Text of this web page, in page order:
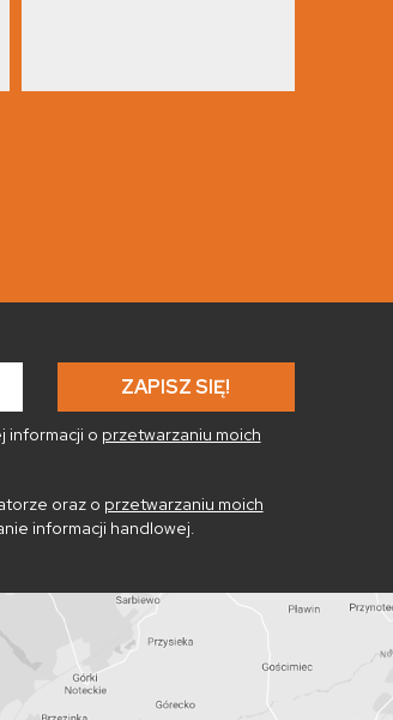
informacji o przetwarzaniu moich
oraz o przetwarzaniu moich
informacji handlowej.